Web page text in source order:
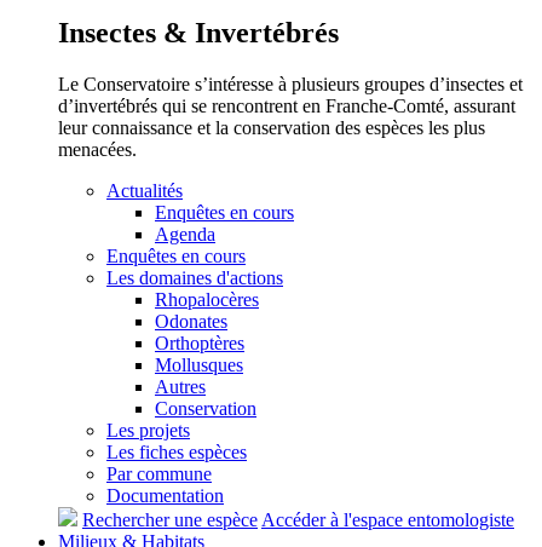
Insectes & Invertébrés
Le Conservatoire s’intéresse à plusieurs groupes d’insectes et
d’invertébrés qui se rencontrent en Franche-Comté, assurant
leur connaissance et la conservation des espèces les plus
menacées.
Actualités
Enquêtes en cours
Agenda
Enquêtes en cours
Les domaines d'actions
Rhopalocères
Odonates
Orthoptères
Mollusques
Autres
Conservation
Les projets
Les fiches espèces
Par commune
Documentation
Rechercher une espèce Accéder à l'espace entomologiste
Milieux & Habitats